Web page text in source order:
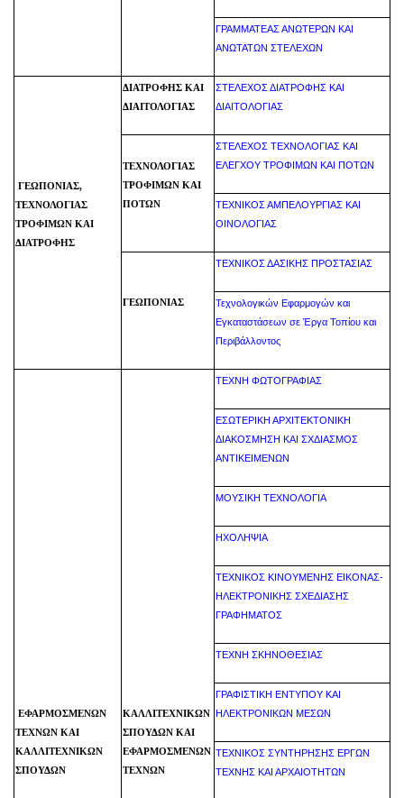
ΓΡΑΜΜΑΤΕΑΣ ΑΝΩΤΕΡΩΝ ΚΑΙ
ΑΝΩΤΑΤΩΝ ΣΤΕΛΕΧΩΝ
ΓΕΩΠΟΝΙΑΣ,
ΤΕΧΝΟΛΟΓΙΑΣ
ΤΡΟΦΙΜΩΝ ΚΑΙ
ΔΙΑΤΡΟΦΗΣ
ΔΙΑΤΡΟΦΗΣ ΚΑΙ
ΔΙΑΙΤΟΛΟΓΙΑΣ
ΣΤΕΛΕΧΟΣ ΔΙΑΤΡΟΦΗΣ ΚΑΙ
ΔΙΑΙΤΟΛΟΓΙΑΣ
ΤΕΧΝΟΛΟΓΙΑΣ
ΤΡΟΦΙΜΩΝ ΚΑΙ
ΠΟΤΩΝ
ΣΤΕΛΕΧΟΣ ΤΕΧΝΟΛΟΓΙΑΣ ΚΑΙ
ΕΛΕΓΧΟΥ ΤΡΟΦΙΜΩΝ ΚΑΙ ΠΟΤΩΝ
ΤΕΧΝΙΚΟΣ ΑΜΠΕΛΟΥΡΓΙΑΣ ΚΑΙ
ΟΙΝΟΛΟΓΙΑΣ
ΓΕΩΠΟΝΙΑΣ
ΤEXNIKOΣ ΔΑΣΙΚΗΣ ΠΡΟΣΤΑΣΙΑΣ
Τεχνολογικών Εφαρμογών και
Εγκαταστάσεων σε Έργα Τοπίου και
Περιβάλλοντος
ΕΦΑΡΜΟΣΜΕΝΩΝ
ΤΕΧΝΩΝ ΚΑΙ
ΚΑΛΛΙΤΕΧΝΙΚΩΝ
ΣΠΟΥΔΩΝ
ΚΑΛΛΙΤΕΧΝΙΚΩΝ
ΣΠΟΥΔΩΝ ΚΑΙ
ΕΦΑΡΜΟΣΜΕΝΩΝ
ΤΕΧΝΩΝ
ΤΕΧΝΗ ΦΩΤΟΓΡΑΦΙΑΣ
ΕΣΩΤΕΡΙΚΗ ΑΡΧΙΤΕΚΤΟΝΙΚΗ
ΔΙΑΚΟΣΜΗΣΗ ΚΑΙ ΣΧΔΙΑΣΜΟΣ
ΑΝΤΙΚΕΙΜΕΝΩΝ
ΜΟΥΣΙΚΗ ΤΕΧΝΟΛΟΓΙΑ
ΗΧΟΛΗΨΙΑ
ΤΕΧΝΙΚΟΣ ΚΙΝΟΥΜΕΝΗΣ ΕΙΚΟΝΑΣ-
ΗΛΕΚΤΡΟΝΙΚΗΣ ΣΧΕΔΙΑΣΗΣ
ΓΡΑΦΗΜΑΤΟΣ
ΤΕΧΝΗ ΣΚΗΝΟΘΕΣΙΑΣ
ΓΡΑΦΙΣΤΙΚΗ ΕΝΤΥΠΟΥ ΚΑΙ
ΗΛΕΚΤΡΟΝΙΚΩΝ ΜΕΣΩΝ
ΤΕΧΝΙΚΟΣ ΣΥΝΤΗΡΗΣΗΣ ΕΡΓΩΝ
ΤΕΧΝΗΣ ΚΑΙ ΑΡΧΑΙΟΤΗΤΩΝ